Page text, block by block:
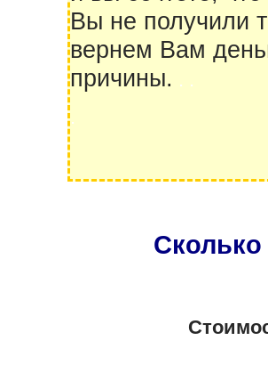
Вы не получили
вернем Вам
причины. . .
.
Сколько